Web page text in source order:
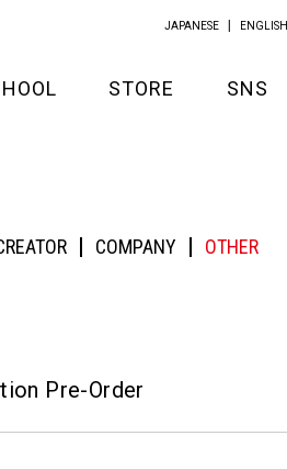
STORE
KITCHEN
SNS
JAPANESE ENGLISH
COMPANY OTHER
Pre-Order